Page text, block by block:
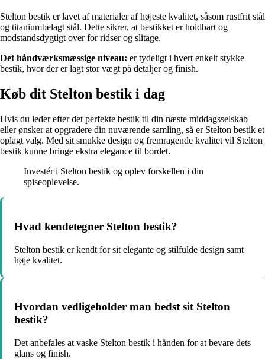
Stelton bestik er lavet af materialer af højeste kvalitet, såsom rustfrit stål
og titaniumbelagt stål. Dette sikrer, at bestikket er holdbart og
modstandsdygtigt over for ridser og slitage.
Det håndværksmæssige niveau: er tydeligt i hvert enkelt stykke
bestik, hvor der er lagt stor vægt på detaljer og finish.
Køb dit Stelton bestik i dag
Hvis du leder efter det perfekte bestik til din næste middagsselskab
eller ønsker at opgradere din nuværende samling, så er Stelton bestik et
oplagt valg. Med sit smukke design og fremragende kvalitet vil Stelton
bestik kunne bringe ekstra elegance til bordet.
Investér i Stelton bestik og oplev forskellen i din
spiseoplevelse.
Hvad kendetegner Stelton bestik?
Stelton bestik er kendt for sit elegante og stilfulde design samt
høje kvalitet.
Hvordan vedligeholder man bedst sit Stelton
bestik?
Det anbefales at vaske Stelton bestik i hånden for at bevare dets
glans og finish.